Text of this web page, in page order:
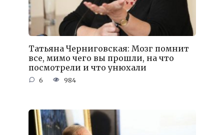
Татьяна Черниговская: Мозг помнит
все, мимо чего вы прошли, на что
посмотрели и что унюхали
6 984